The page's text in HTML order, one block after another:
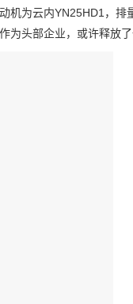
机为云内YN25HD1，排
头部企业，或许释放了